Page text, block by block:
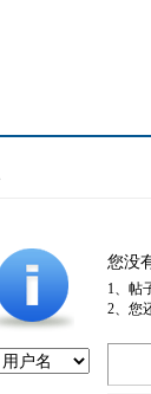
您没
1、帖
2、您